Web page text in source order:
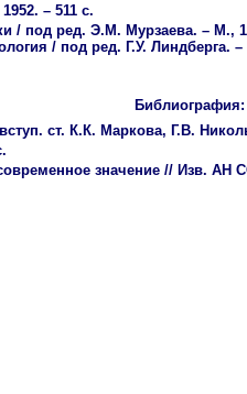
– 511 с.
под ред. Э.М. Мурзаева. – М.,
/ под ред. Г.У.
Библиография:
ст. К.К. Маркова, Г.В.
значение // Изв. АН